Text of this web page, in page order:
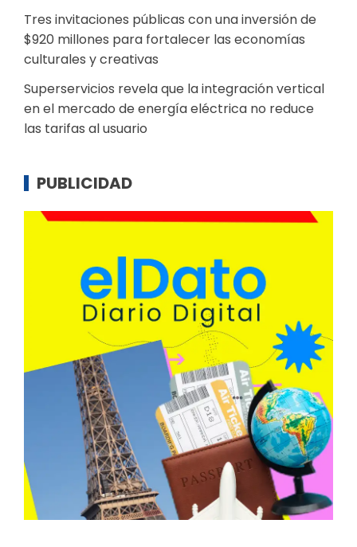
Tres invitaciones públicas con una inversión de
$920 millones para fortalecer las economías
culturales y creativas
Superservicios revela que la integración vertical
en el mercado de energía eléctrica no reduce
las tarifas al usuario
PUBLICIDAD